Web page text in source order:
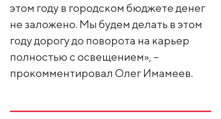
этом году в городском бюджете денег
не заложено. Мы будем делать в этом
году дорогу до поворота на карьер
полностью с освещением», –
прокомментировал Олег Имамеев.